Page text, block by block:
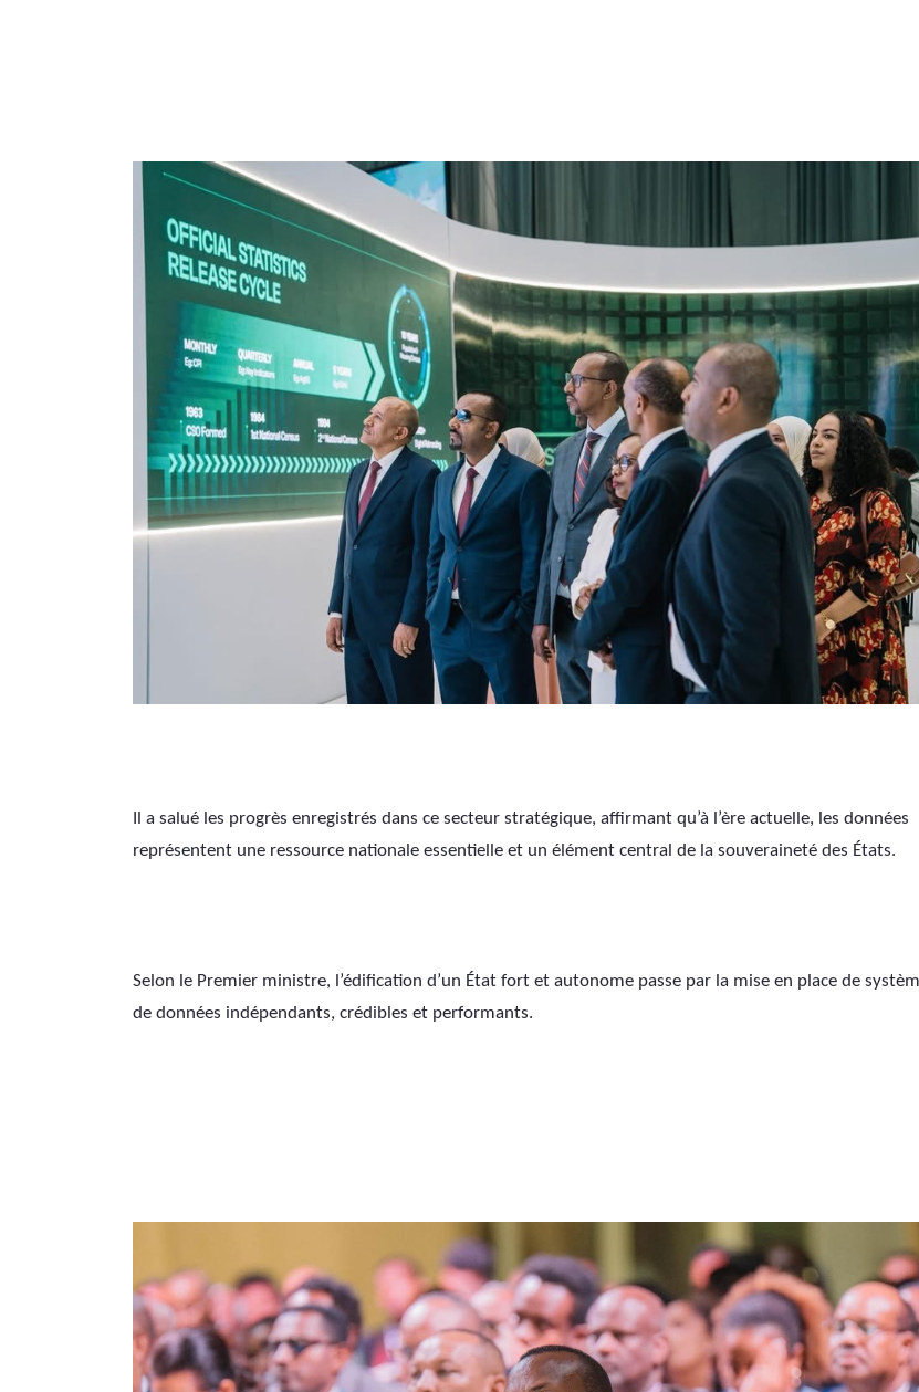
Il a salué les progrès enregistrés dans ce secteur stratégique, affirmant qu’à l’ère actuelle, les données
représentent une ressource nationale essentielle et un élément central de la souveraineté des États.
Selon le Premier ministre, l’édification d’un État fort et autonome passe par la mise en place de
de données indépendants, crédibles et performants.